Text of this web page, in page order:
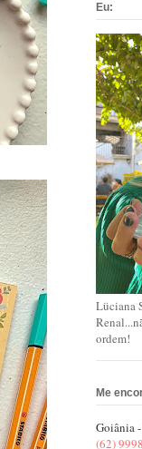
Eu:
Lüciana
ordem!
Me
Goiânia
(62)